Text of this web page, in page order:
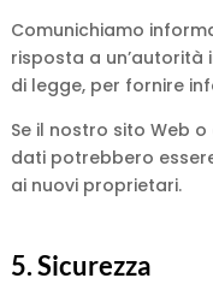
Comunichiamo
risposta a
di legge, per fornire
Se il nostro sito Web
dati potrebbero
ai nuovi proprietari.
5. Sicurezza